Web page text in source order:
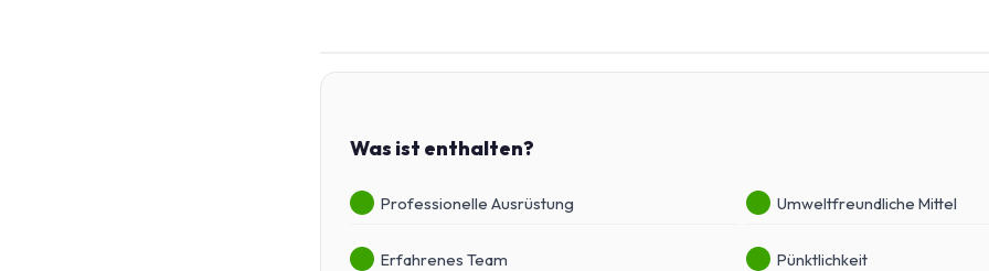
Was ist enthalten?
Professionelle Ausrüstung Umweltfreundliche Mittel
Erfahrenes Team Pünktlichkeit